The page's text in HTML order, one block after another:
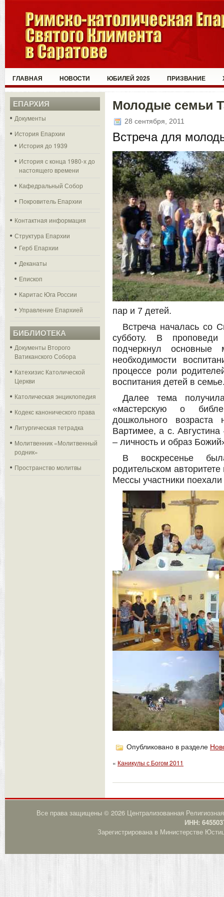
ГЛАВНАЯ НОВОСТИ ЮБИЛЕЙ 2025 ПРИЗВАНИЕ
ЕПАРХИЯ
Документы
История Епархии
История до 1939
История с конца 1980-х до
настоящего времени
Кафедральный Собор
Покровитель Епархии
Контактная информация
Структура Епархии
Герб Епархии
Деканаты
Епископ
Каритас Юга России
Управление Епархией
БИБЛИОТЕКА
Документы Второго
Ватиканского Собора
Катехизис Католической
Церкви
Католическая энциклопедия
Кодекс канонического права
Литургическая тетрадка
Молитвенник «Молитвенный
родник»
Пространство молитвы
Молодые семьи
28 сентября, 2011
Встреча для
пар и 7 детей.
Встреча началась со
субботу. В
подчеркнул
необходимости
процессе роли
воспитания детей в
Далее тема
«мастерскую о
дошкольного
Вартимее, а с.
– личность и образ
В воскресенье
родительском
Мессы участники
Опубликовано в разделе
« Каникулы с Богом 2011
Все права защищены © 2026 Централизованная
ИНН:
Зарегистрирована в Министерстве